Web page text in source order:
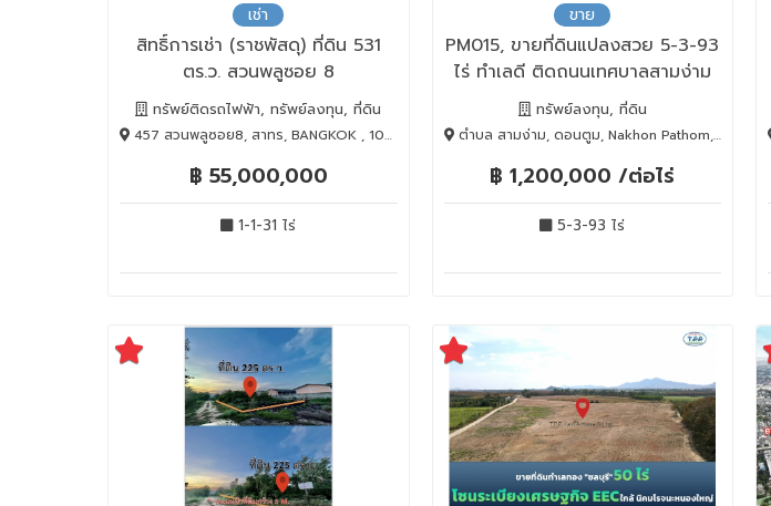
เช่า
สิทธิ์การเช่า (ราชพัสดุ) ที่ดิน 531
ตร.ว. สวนพลูซอย 8
ทรัพย์ติดรถไฟฟ้า, ทรัพย์ลงทุน, ที่ดิน
457 สวนพลูซอย8, สาทร, BANGKOK , 10120
฿ 55,000,000
1-1-31 ไร่
ขาย
PM015, ขายที่ดินแปลงสวย 5-3-93
ไร่ ทำเลดี ติดถนนเทศบาลสามง่าม
อำเภอดอนตูม จังหวัดนครปฐม
ทรัพย์ลงทุน, ที่ดิน
ตำบล สามง่าม, ดอนตูม, Nakhon Pathom, 73150
฿ 1,200,000 /ต่อไร่
5-3-93 ไร่